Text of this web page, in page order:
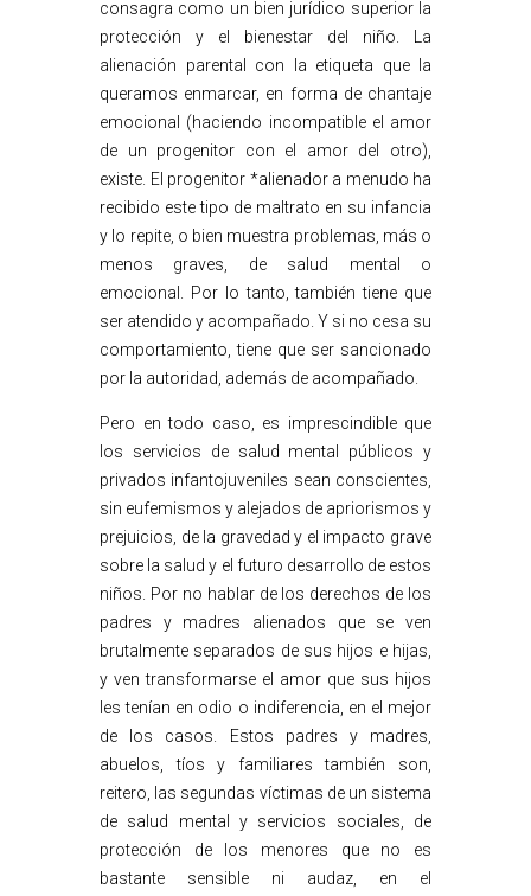
consagra como un bien jurídico superior la
protección y el bienestar del niño. La
alienación parental con la etiqueta que la
queramos enmarcar, en forma de chantaje
emocional (haciendo incompatible el amor
de un progenitor con el amor del otro),
existe. El progenitor *alienador a menudo ha
recibido este tipo de maltrato en su infancia
y lo repite, o bien muestra problemas, más o
menos graves, de salud mental o
emocional. Por lo tanto, también tiene que
ser atendido y acompañado. Y si no cesa su
comportamiento, tiene que ser sancionado
por la autoridad, además de acompañado.
Pero en todo caso, es imprescindible que
los servicios de salud mental públicos y
privados infantojuveniles sean conscientes,
sin eufemismos y alejados de apriorismos y
prejuicios, de la gravedad y el impacto grave
sobre la salud y el futuro desarrollo de estos
niños. Por no hablar de los derechos de los
padres y madres alienados que se ven
brutalmente separados de sus hijos e hijas,
y ven transformarse el amor que sus hijos
les tenían en odio o indiferencia, en el mejor
de los casos. Estos padres y madres,
abuelos, tíos y familiares también son,
reitero, las segundas víctimas de un sistema
de salud mental y servicios sociales, de
protección de los menores que no es
bastante sensible ni audaz, en el